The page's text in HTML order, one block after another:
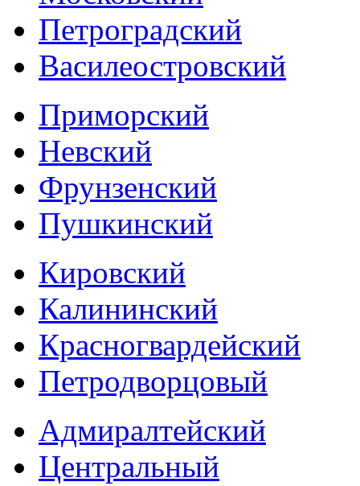
Петроградский
Василеостровский
Приморский
Невский
Фрунзенский
Пушкинский
Кировский
Калининский
Красногвардейский
Петродворцовый
Адмиралтейский
Центральный